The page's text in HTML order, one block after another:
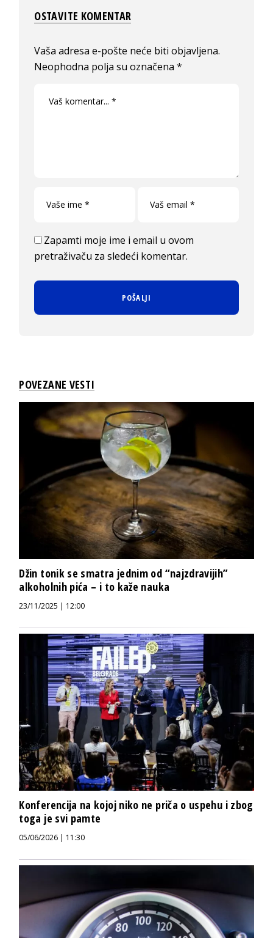
OSTAVITE KOMENTAR
Vaša adresa e-pošte neće biti objavljena.
Neophodna polja su označena*
Zapamti moje ime i email u ovom
pretraživaču za sledeći komentar.
POVEZANE VESTI
Džin tonik se smatra jednim od “najzdravijih”
alkoholnih pića – i to kaže nauka
23/11/2025 | 12:00
Konferencija na kojoj niko ne priča o uspehu i zbog
toga je svi pamte
05/06/2026 | 11:30